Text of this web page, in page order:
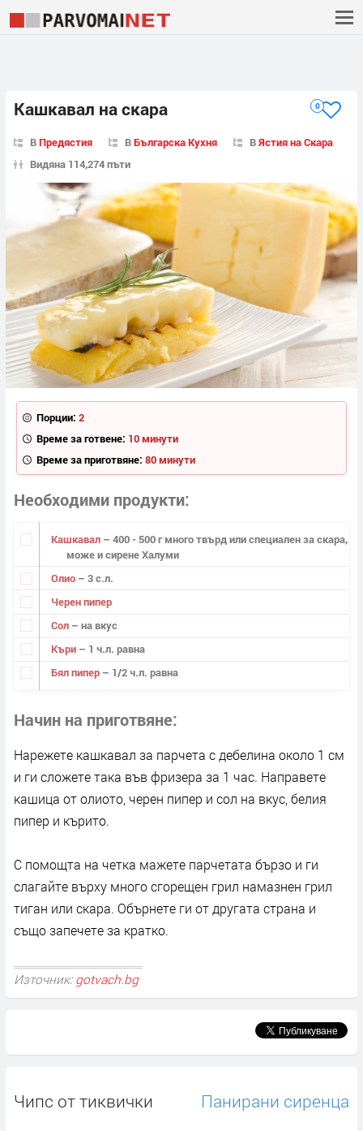
Кашкавал на скара 0
ВПредястия ВБългарска Кухня ВЯстия на Скара
Видяна 114,274 пъти
Порции: 2
Време за готвене: 10 минути
Време за приготвяне: 80 минути
Необходими продукти
Кашкавал – 400 - 500 г много твърд или специален за скара,
може и сирене Халуми
Олио – 3 с.л.
Черен пипер
Сол – на вкус
Къри – 1 ч.л. равна
Бял пипер – 1/2 ч.л. равна
Начин на приготвяне
Нарежете кашкавал за парчета с дебелина около 1 см
и ги сложете така във фризера за 1 час. Направете
кашица от олиото, черен пипер и сол на вкус, белия
пипер и кърито.
С помощта на четка мажете парчетата бързо и ги
слагайте върху много сгорещен грил намазнен грил
тиган или скара. Обърнете ги от другата страна и
също запечете за кратко.
Източник: gotvach.bg
Чипс от тиквички Панирани сиренца